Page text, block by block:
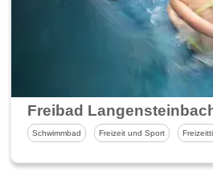
Freibad
Schwimmbad Freizeit und Sport